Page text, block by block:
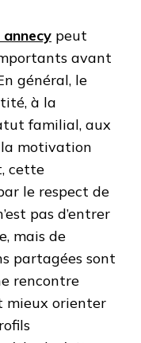
peut
avant
général, le
à la
familial, aux
motivation
cette
le respect de
pas d’entrer
mais de
partagées sont
rencontre
mieux orienter